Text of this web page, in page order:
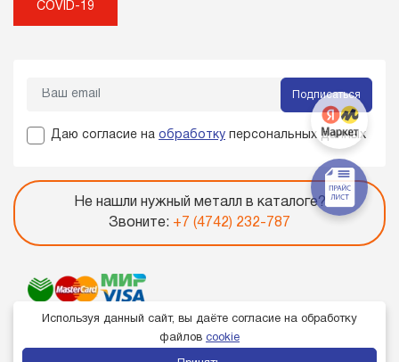
COVID-19
Подписаться
Даю согласие на обработку персональных данных
Не нашли нужный металл в каталоге?
Звоните: +7 (4742) 232-787
Используя данный сайт, вы даёте согласие на обработку
файлов cookie